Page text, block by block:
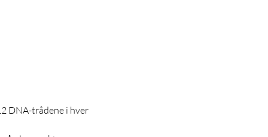
DNA-trådene i hver